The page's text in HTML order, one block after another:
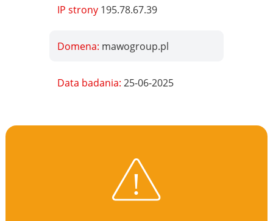
IP strony 195.78.67.39
Domena: mawogroup.pl
Data badania:25-06-2025